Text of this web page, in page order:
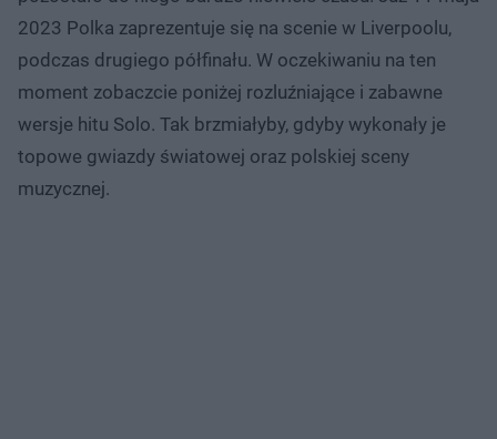
2023 Polka zaprezentuje się na scenie w Liverpoolu,
podczas drugiego półfinału. W oczekiwaniu na ten
moment zobaczcie poniżej rozluźniające i zabawne
wersje hitu Solo. Tak brzmiałyby, gdyby wykonały je
topowe gwiazdy światowej oraz polskiej sceny
muzycznej.